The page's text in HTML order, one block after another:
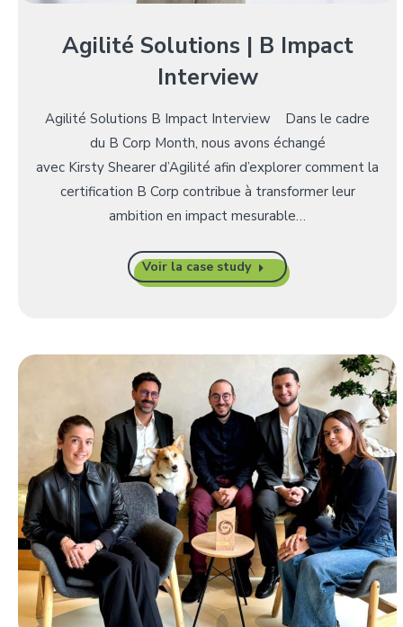
Agilité Solutions | B Impact
Interview
Agilité Solutions B Impact Interview Dans le cadre
du B Corp Month, nous avons échangé
avec Kirsty Shearer d’Agilité afin d’explorer comment la
certification B Corp contribue à transformer leur
ambition en impact mesurable…
Voir la case study